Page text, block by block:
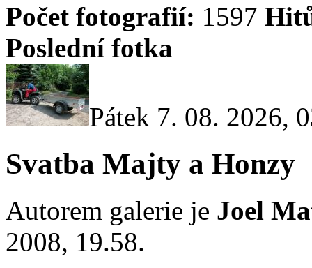
Počet fotografií: 1597
Poslední fotka
Pátek 7. 08. 2026,
Svatba Majty a Honzy
Autorem galerie je Joel
2008, 19.58.